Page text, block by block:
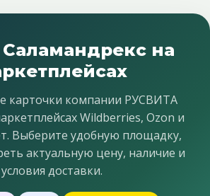
Саламандрекс на
карточки компании РУСВИТА
Wildberries, Ozon и
Выберите удобную площадку,
актуальную цену, наличие и
условия доставки.